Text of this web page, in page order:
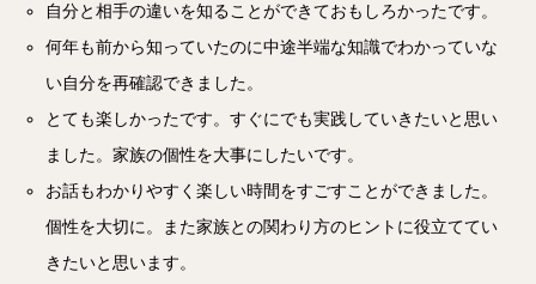
自分と相手の違いを知ることができておもしろかったです。
何年も前から知っていたのに中途半端な知識でわかっていな
い自分を再確認できました。
とても楽しかったです。すぐにでも実践していきたいと思い
ました。家族の個性を大事にしたいです。
お話もわかりやすく楽しい時間をすごすことができました。
個性を大切に。また家族との関わり方のヒントに役立ててい
きたいと思います。